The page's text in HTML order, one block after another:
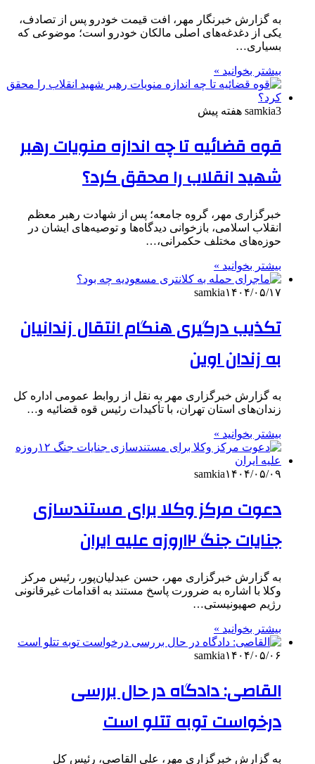
به گزارش خبرنگار مهر، افت قیمت خودرو پس از تصادف،
یکی از دغدغه‌های اصلی مالکان خودرو است؛ موضوعی که
بسیاری…
بیشتر بخوانید »
samkia3 هفته پیش
قوه قضائیه تا چه اندازه منویات رهبر
شهید انقلاب را محقق کرد؟
خبرگزاری مهر، گروه جامعه؛ پس از شهادت رهبر معظم
انقلاب اسلامی، بازخوانی دیدگاه‌ها و توصیه‌های ایشان در
حوزه‌های مختلف حکمرانی،…
بیشتر بخوانید »
samkia۱۴۰۴/۰۵/۱۷
تکذیب درگیری هنگام انتقال زندانیان
به زندان اوین
به گزارش خبرگزاری مهر به نقل از روابط عمومی اداره کل
زندان‌های استان تهران، با تأکیدات رئیس قوه قضائیه و…
بیشتر بخوانید »
samkia۱۴۰۴/۰۵/۰۹
دعوت مرکز وکلا برای مستندسازی
جنایات جنگ ۱۲روزه علیه ایران
به گزارش خبرگزاری مهر، حسن عبدلیان‌پور، رئیس مرکز
وکلا با اشاره به ضرورت پاسخ مستند به اقدامات غیرقانونی
رژیم صهیونیستی…
بیشتر بخوانید »
samkia۱۴۰۴/۰۵/۰۶
القاصی: دادگاه در حال بررسی
درخواست توبه تتلو است
به گزارش خبرگزاری مهر، علی القاصی، رئیس کل